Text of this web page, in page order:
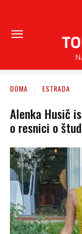
DOMA ESTRADA
Alenka Husič
o resnici o